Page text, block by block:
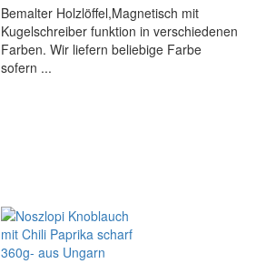
Bemalter Holzlöffel,Magnetisch mit
Kugelschreiber funktion in verschiedenen
Farben. Wir liefern beliebige Farbe
sofern ...